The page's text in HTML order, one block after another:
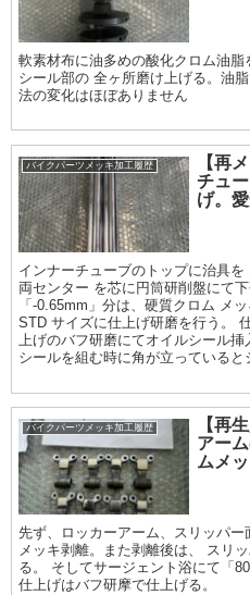
軟素材布に油多めの酸化クロム油脂
シール部の 全ヶ所磨け上げる。油
法の変化はほぼありません
バイクパーツメッキ加工履歴
【再
チュ
げ。
インナーチューブのトップに治具
両センター を芯に円筒研削盤にて
「-0.65mm」分は、硬質クロム メ
STD サイズに仕上げ研磨を行う。
上げのバフ研磨にてオイルシール
シールを組む時に角が立っている
バイクパーツメッキ加工履歴
【再
アー
ムメ
先ず、ロッカーアーム、スリッパ
メッキ剥離。また剥離後は、 スリ
る。 そしてサージェント浴にて「
仕上げはバフ研摩で仕上げる。